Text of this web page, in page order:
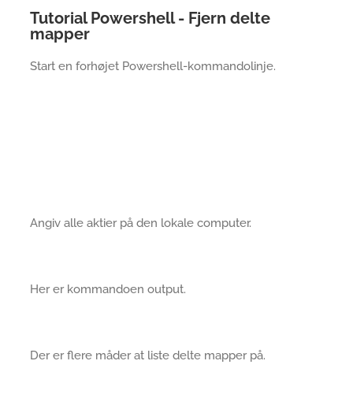
Tutorial Powershell - Fjern delte
mapper
Start en forhøjet Powershell-kommandolinje.
Angiv alle aktier på den lokale computer.
Her er kommandoen output.
Der er flere måder at liste delte mapper på.